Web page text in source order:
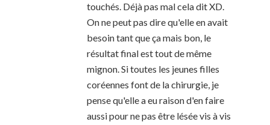
touchés. Déjà pas mal cela dit XD.
On ne peut pas dire qu'elle en avait
besoin tant que ça mais bon, le
résultat final est tout de même
mignon. Si toutes les jeunes filles
coréennes font de la chirurgie, je
pense qu'elle a eu raison d'en faire
aussi pour ne pas être lésée vis à vis